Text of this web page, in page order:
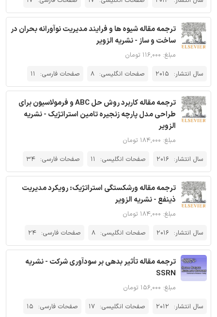
ترجمه مقاله شیوه ها و فرایند مدیریت نوآورانه بحران در
ساخت و ساز - نشریه الزویر
مبلغ: ۱۱۶,۰۰۰ تومان
سال انتشار: 2015 صفحات انگلیسی: 8 صفحات فارسی: 11
ترجمه مقاله کاربرد روش حل ABC و فرمولاسیون برای
طراحی مدل پارچه زنجیره تامین استراتژیک - نشریه
الزویر
مبلغ: ۱۸۴,۰۰۰ تومان
سال انتشار: 2016 صفحات انگلیسی: 11 صفحات فارسی: 34
ترجمه مقاله ورشکستگی استراتژیک: رویکرد مدیریت
ذینفع - نشریه الزویر
مبلغ: ۱۸۴,۰۰۰ تومان
سال انتشار: 2016 صفحات انگلیسی: 8 صفحات فارسی: 24
ترجمه مقاله تأثیر بدهی بر سودآوری شرکت - نشریه
SSRN
مبلغ: ۱۵۶,۰۰۰ تومان
سال انتشار: 2012 صفحات انگلیسی: 17 صفحات فارسی: 15